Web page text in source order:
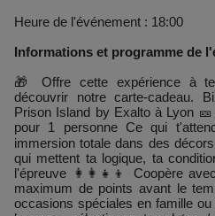
Heure de l'événement : 18:00
Informations et programme de
🎁 Offre cette expérience à
découvrir notre carte-cadeau.
Prison Island by Exalto à Lyon
pour 1 personne Ce qui
immersion totale dans des
qui mettent ta logique, ta
l'épreuve 👩‍👩‍👧‍👦 Coopère
maximum de points avant le
occasions spéciales en famille